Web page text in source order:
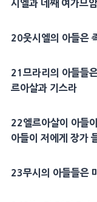
시엘과 네째 여가므
20웃시엘의 아들은
21 므라리 의 아들들
르아살과 기스라
22엘르아살이 아들
아들이 저에게 장가
23무시 의 아들들은